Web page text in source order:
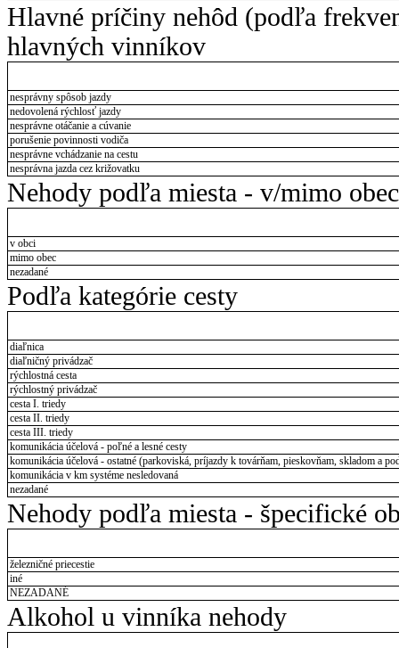
Hlavné príčiny nehôd (podľa
hlavných vinníkov
nesprávny spôsob jazdy
nedovolená rýchlosť jazdy
nesprávne otáčanie a cúvanie
porušenie povinnosti vodiča
nesprávne vchádzanie na cestu
nesprávna jazda cez križovatku
Nehody podľa miesta - v/mimo obec
v obci
mimo obec
nezadané
Podľa kategórie cesty
diaľnica
diaľničný privádzač
rýchlostná cesta
rýchlostný privádzač
cesta I. triedy
cesta II. triedy
cesta III. triedy
komunikácia účelová - poľné a lesné cesty
komunikácia účelová - ostatné (parkoviská, príjazdy k továrňam, pieskovňam, skladom a
komunikácia v km systéme nesledovaná
nezadané
Nehody podľa miesta - špecifické
železničné priecestie
iné
NEZADANÉ
Alkohol u vinníka nehody